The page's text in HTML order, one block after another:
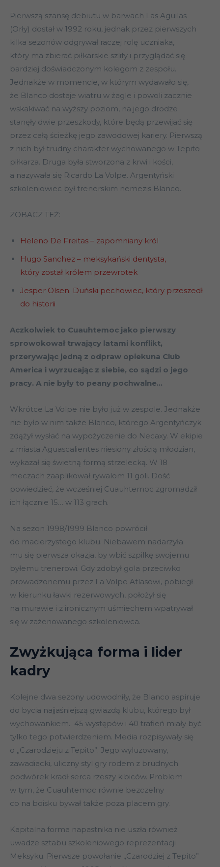
Pierwszą szansę debiutu w barwach Las Aguilas
(Orły) dostał w 1992 roku, jednak przez pierwszych
kilka sezonów odgrywał raczej rolę uczniaka,
który ma zbierać piłkarskie szlify i przyglądać się
bardziej doświadczonym kolegom z zespołu.
Jednakże w momencie, w którym wydawało się,
że Blanco dostaje wiatru w żagle i powoli zacznie
wskakiwać na wyższy poziom, na jego drodze
stanęły dwie przeszkody, które będą przewijać się
przez całą ścieżkę jego zawodowej kariery. Pierwszą
z nich był trudny charakter wychowanego w Tepito
piłkarza. Druga była stworzona z krwi i kości,
a nazywała się Ricardo La Volpe. Argentyński
szkoleniowiec był trenerskim nemezis Blanco.
ZOBACZ TEŻ:
Heleno De Freitas – zapomniany król
Hugo Sanchez – meksykański dentysta,
który został królem przewrotek
Jesper Olsen. Duński pechowiec, który przeszedł
do historii
Aczkolwiek to Cuauhtemoc jako pierwszy
sprowokował trwający latami konflikt,
przerywając jedną z odpraw opiekuna Club
America i wyrzucając z siebie, co sądzi o jego
pracy. A nie były to peany pochwalne…
Wkrótce La Volpe nie było już w zespole. Jednakże
nie było w nim także Blanco, którego Argentyńczyk
zdążył wysłać na wypożyczenie do Necaxy. W ekipie
z miasta Aguascalientes niesiony złością młodzian,
wykazał się świetną formą strzelecką. W 18
meczach zaaplikował rywalom 11 goli. Dość
powiedzieć, że wcześniej Cuauhtemoc zgromadził
ich łącznie 15… w 113 grach.
Na sezon 1998/1999 Blanco powrócił
do macierzystego klubu. Niebawem nadarzyła
mu się pierwsza okazja, by wbić szpilkę swojemu
byłemu trenerowi. Gdy zdobył gola przeciwko
prowadzonemu przez La Volpe Atlasowi, pobiegł
w kierunku ławki rezerwowych, położył się
na murawie i z ironicznym uśmiechem wpatrywał
się w zażenowanego szkoleniowca.
Zwyżkująca forma i lider
kadry
Kolejne dwa sezony udowodniły, że Blanco aspiruje
do bycia najjaśniejszą gwiazdą klubu, którego był
wychowankiem. 45 występów i 40 trafień miały być
tylko tego potwierdzeniem. Media rozpisywały się
o „Czarodzieju z Tepito”. Jego wyluzowany,
zawadiacki, uliczny styl gry rodem z brudnych
podwórek kradł serca rzeszy kibiców. Problem
w tym, że Cuauhtemoc równie bezczelny
co na boisku bywał także poza placem gry.
Kapitalna forma napastnika nie uszła również
uwadze sztabu szkoleniowego reprezentacji
Meksyku. Pierwsze powołanie „Czarodziej z Tepito”